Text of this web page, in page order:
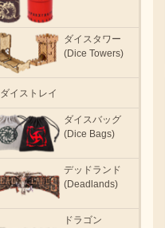
ダイスタワー
(Dice Towers)
ダイストレイ
ダイスバッグ
(Dice Bags)
デッドランド
(Deadlands)
ドラゴン